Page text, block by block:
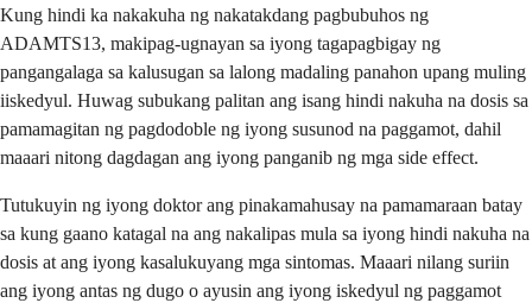
Kung hindi ka nakakuha ng nakatakdang pagbubuhos ng
ADAMTS13, makipag-ugnayan sa iyong tagapagbigay ng
pangangalaga sa kalusugan sa lalong madaling panahon upang muling
iiskedyul. Huwag subukang palitan ang isang hindi nakuha na dosis sa
pamamagitan ng pagdodoble ng iyong susunod na paggamot, dahil
maaari nitong dagdagan ang iyong panganib ng mga side effect.
Tutukuyin ng iyong doktor ang pinakamahusay na pamamaraan batay
sa kung gaano katagal na ang nakalipas mula sa iyong hindi nakuha na
dosis at ang iyong kasalukuyang mga sintomas. Maaari nilang suriin
ang iyong antas ng dugo o ayusin ang iyong iskedyul ng paggamot